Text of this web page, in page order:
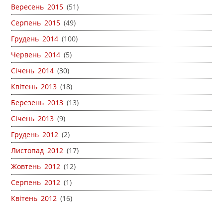
Вересень 2015 (51)
Серпень 2015 (49)
Грудень 2014 (100)
Червень 2014 (5)
Січень 2014 (30)
Квітень 2013 (18)
Березень 2013 (13)
Січень 2013 (9)
Грудень 2012 (2)
Листопад 2012 (17)
Жовтень 2012 (12)
Серпень 2012 (1)
Квітень 2012 (16)